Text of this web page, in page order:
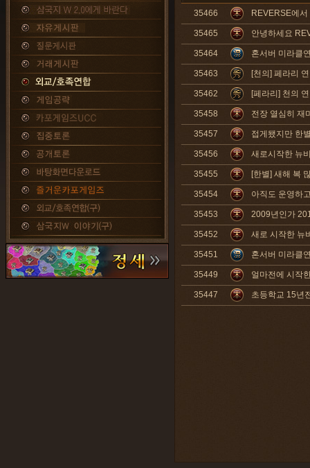
35466 REVERSE에
35465 안녕하세요
35464 혼서버 미라클
35463 [천의] 페라리
35462 [페라리] 천의
35458 전장 열심히 재
35457 접게됐지만 한
35456 새로시작한 뉴
35455 [한별] 새해 복
35454 아직도 운영하
35453 2009년인가
35452 새로 시작한 뉴
35451 혼서버 미라클
35449 얼마전에 시작
35447 초등학교 15년